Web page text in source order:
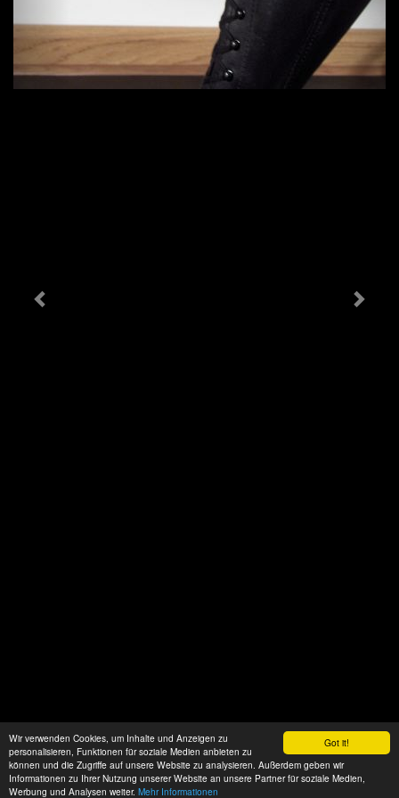
Got it!
Wir verwenden Cookies, um Inhalte und Anzeigen zu
personalisieren, Funktionen für soziale Medien anbieten zu
können und die Zugriffe auf unsere Website zu analysieren. Außerdem geben wir
Informationen zu Ihrer Nutzung unserer Website an unsere Partner für soziale Medien,
Werbung und Analysen weiter. Mehr Informationen